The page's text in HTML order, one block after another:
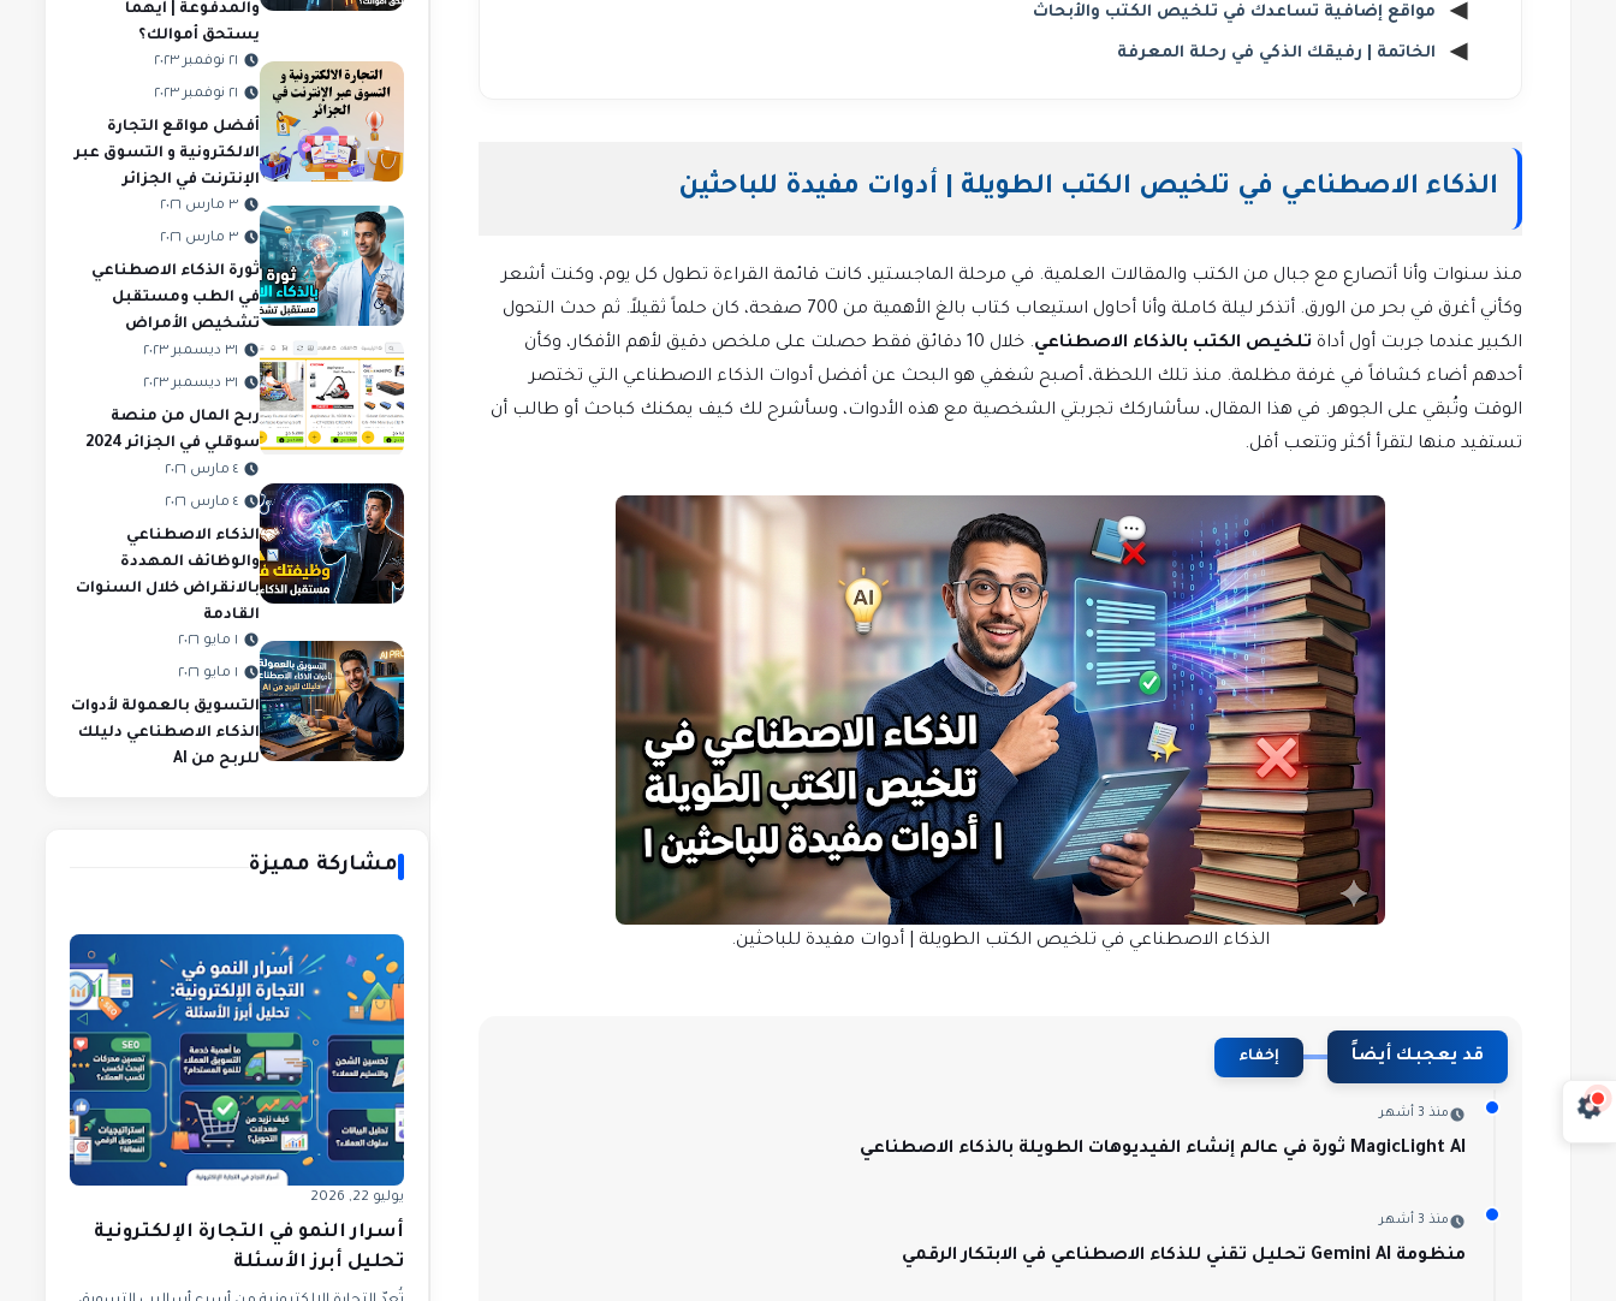
مواقع إضافية تساعدك في تلخيص الكتب والأبحاث
الخاتمة | رفيقك الذكي في رحلة المعرفة
الذكاء الاصطناعي في تلخيص الكتب الطويلة | أدوات مفيدة للباحثين
منذ سنوات وأنا أتصارع مع جبال من الكتب والمقالات العلمية. في مرحلة الماجستير، كانت قائمة القراءة تطول كل يوم، وكنت أشعر
وكأني أغرق في بحر من الورق. أتذكر ليلة كاملة وأنا أحاول استيعاب كتاب بالغ الأهمية من 700 صفحة، كان حلماً ثقيلاً. ثم حدث التحول
الكبير عندما جربت أول أداة تلخيص الكتب بالذكاء الاصطناعي
. خلال 10 دقائق فقط حصلت على ملخص دقيق لأهم الأفكار، وكأن
أحدهم أضاء كشافاً في غرفة مظلمة. منذ تلك اللحظة، أصبح شغفي هو البحث عن أفضل أدوات الذكاء الاصطناعي التي تختصر
الوقت وتُبقي على الجوهر. في هذا المقال، سأشاركك تجربتي الشخصية مع هذه الأدوات، وسأشرح لك كيف يمكنك كباحث أو طالب أن
تستفيد منها لتقرأ أكثر وتتعب أقل.
الذكاء الاصطناعي في تلخيص الكتب الطويلة | أدوات مفيدة للباحثين.
قد يعجبك أيضاً إخفاء
منذ 3 أشهر
MagicLight AI ثورة في عالم إنشاء الفيديوهات الطويلة بالذكاء الاصطناعي
منذ 3 أشهر
منظومة Gemini AI تحليل تقني للذكاء الاصطناعي في الابتكار الرقمي
والمدفوعة | أيهما
يستحق أموالك؟
٢١ نوفمبر ٢٠٢٣
٢١ نوفمبر ٢٠٢٣
أفضل مواقع التجارة
الالكترونية و التسوق عبر
الإنترنت في الجزائر
٣ مارس ٢٠٢٦
٣ مارس ٢٠٢٦
ثورة الذكاء الاصطناعي
في الطب ومستقبل
تشخيص الأمراض
٣١ ديسمبر ٢٠٢٣
٣١ ديسمبر ٢٠٢٣
ربح المال من منصة
سوقلي في الجزائر 2024
٤ مارس ٢٠٢٦
٤ مارس ٢٠٢٦
الذكاء الاصطناعي
والوظائف المهددة
بالانقراض خلال السنوات
القادمة
١ مايو ٢٠٢٦
١ مايو ٢٠٢٦
التسويق بالعمولة لأدوات
الذكاء الاصطناعي دليلك
للربح من AI
مشاركة مميزة
يوليو 22, 2026
أسرار النمو في التجارة الإلكترونية
تحليل أبرز الأسئلة